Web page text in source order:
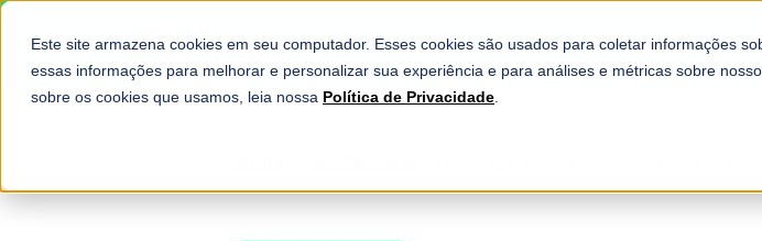
Este site armazena cookies em seu computador. Esses cookies são usados para coletar informações
essas informações para melhorar e personalizar sua experiência e para análises e métricas sobre
sobre os cookies que usamos, leia nossa Política de Privacidade
SOLUÇÕES A DOOTAX COMPLIANCE